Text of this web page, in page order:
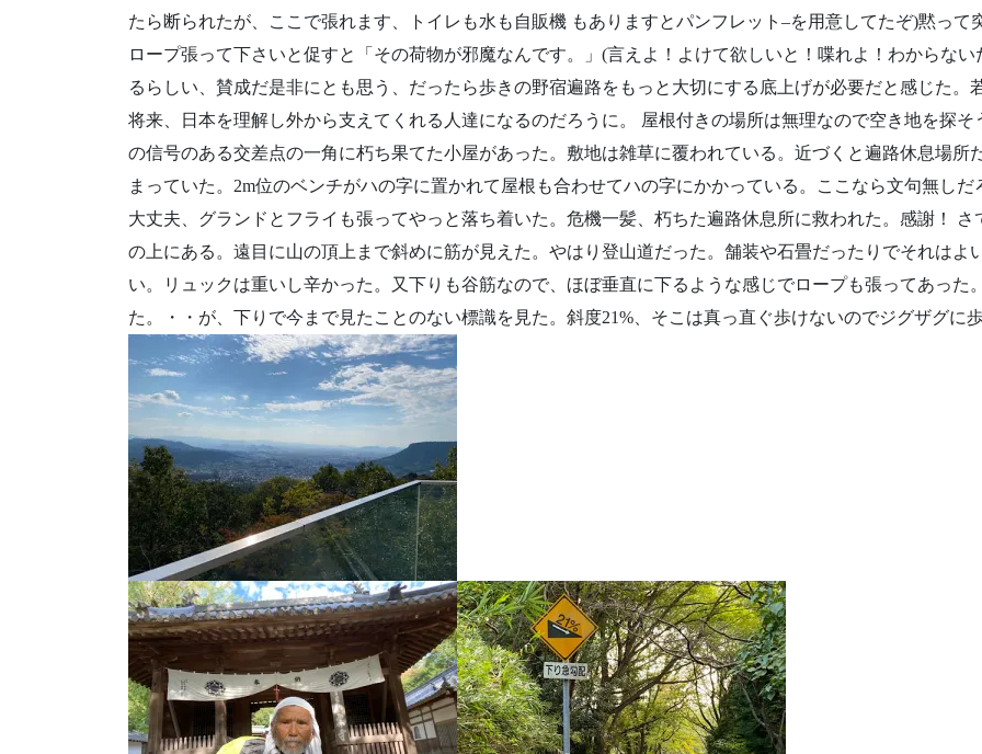
たら断られたが、ここで張れます、トイレも水も自販機 もありますとパンフレット –を用意してたぞ)黙って
ロープ張って下さいと促すと「その荷物が邪魔なんです。」 (言えよ！よけて欲しいと！喋れよ！わからない
るらしい、賛成だ是非にとも思う、だったら歩きの野宿遍路をもっと大切にする底上げが必要だと感じた
将来、日本を理解し外から支えてくれる人達になるのだろうに。
屋根付きの場所は無理なので空き地を探そ
の信号のある交差点の一角に朽ち果てた小屋があった。敷地は雑草に覆われている。近づくと遍路休息場所
まっていた。 2m位のベンチがハの字に置かれて屋根も合わせてハの字にかかっている。ここなら文句無し
大丈夫、グランドとフライも張ってやっと落ち着いた。危機一髪、朽ちた遍路休息所に救われた。感謝！
さ
の上にある。遠目に山の頂上まで斜めに筋が見えた。やはり登山道だった。舗装や石畳だったりでそれはよ
い。リュックは重いし辛かった。又下りも谷筋なので、ほぼ垂直に下るような感じでロープも張ってあった
た。・・が、下りで今まで見たことのない標識を見た。斜度21% 、そこは真っ直ぐ歩けないのでジグザグに